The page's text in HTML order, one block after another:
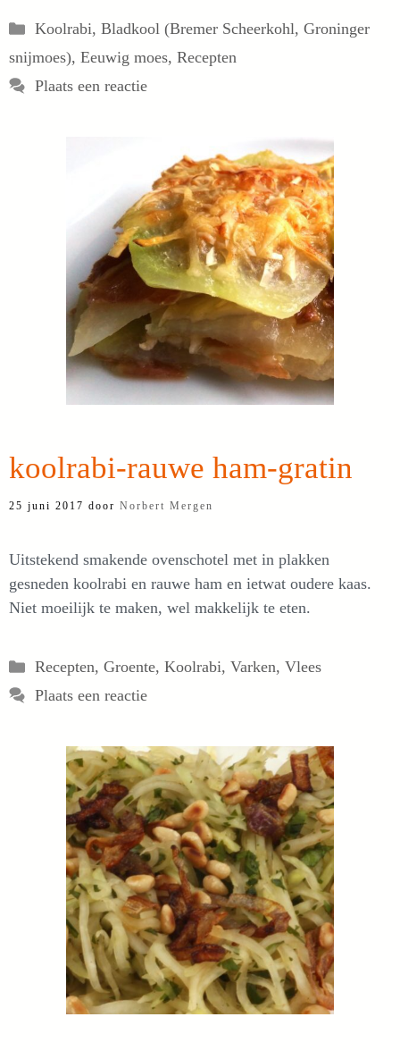
Categorieën
Koolrabi, Bladkool (Bremer Scheerkohl, Groninger
snijmoes), Eeuwig moes, Recepten
Plaats een reactie
koolrabi-rauwe ham-gratin
25 juni 2017 door Norbert Mergen
Uitstekend smakende ovenschotel met in plakken
gesneden koolrabi en rauwe ham en ietwat oudere kaas.
Niet moeilijk te maken, wel makkelijk te eten.
Categorieën
Recepten, Groente, Koolrabi, Varken, Vlees
Plaats een reactie